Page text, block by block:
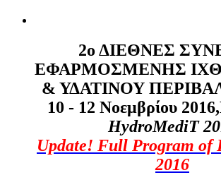
2ο ΔΙΕΘΝΕΣ
ΕΦΑΡΜΟΣΜΕΝΗΣ
& ΥΔΑΤΙΝΟΥ
10 - 12 Νοεμβρίου
HydroMediT
Update! Full Program of
2016